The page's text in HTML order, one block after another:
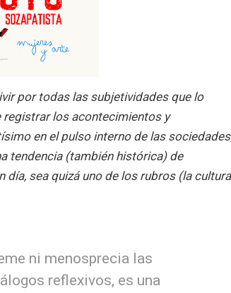
por todas las subjetividades que lo
los acontecimientos y
en el pulso interno de las
tendencia (también histórica) de
día, sea quizá uno de los rubros (la cultura
ni menosprecia las
reflexivos, es una